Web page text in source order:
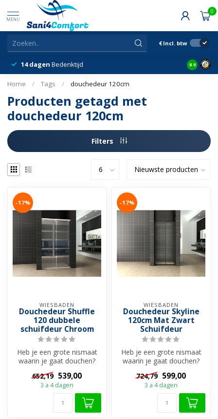
MENU
0
€ Incl. btw
14 dagen Bedenktijd Snelle
8.9
Home / Tags / douchedeur 120cm
Producten getagd met
douchedeur 120cm
Filters
-17%
WIESBADEN
Douchedeur Shuffle
120 dubbele
schuifdeur Chroom
Heb je een grote nismaat
waarin je gaat douchen?
Dan is deze 2-delige
schuifdeur...
652,19 539,00
3 a 4 dagen
-17%
WIESBADEN
Douchedeur Skyline
120cm Mat Zwart
Schuifdeur
Heb je een grote nismaat
waarin je gaat douchen?
Dan is deze 2-delige
schuifdeur...
724,79 599,00
3 a 4 dagen